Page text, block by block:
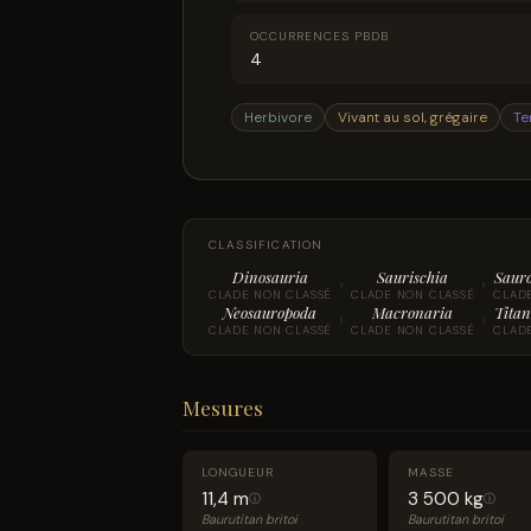
OCCURRENCES PBDB
4
Herbivore Vivant au sol, grégaire
CLASSIFICATION
Dinosauria
CLADE NON CLASSÉ › Saurischia
CLADE NON CLASSÉ ›
Neosauropoda
CLADE NON CLASSÉ › Macronaria
CLADE NON CLASSÉ ›
Mesures
LONGUEUR
11,4 mⓘ
Baurutitan britoi
MASSE
3 500 kgⓘ
Baurutitan britoi